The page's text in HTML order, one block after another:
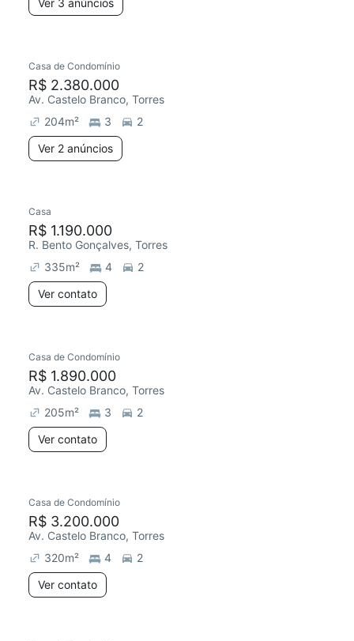
Ver 3 anúncios
Casa de Condomínio
R$ 2.380.000
Av. Castelo Branco, Torres
204m² 3
2
Ver 2 anúncios
Casa
R$ 1.190.000
R. Bento Gonçalves, Torres
335m² 4
2
Ver contato
Casa de Condomínio
R$ 1.890.000
Av. Castelo Branco, Torres
205m² 3
2
Ver contato
Casa de Condomínio
R$ 3.200.000
Av. Castelo Branco, Torres
320m² 4
2
Ver contato